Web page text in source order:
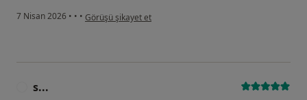
7 Nisan 2026 • • • kullanıcının görüşüne göre b...
Görüşü şikayet et
s...